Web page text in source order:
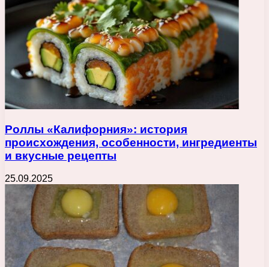
Роллы «Калифорния»: история
происхождения, особенности, ингредиенты
и вкусные рецепты
25.09.2025